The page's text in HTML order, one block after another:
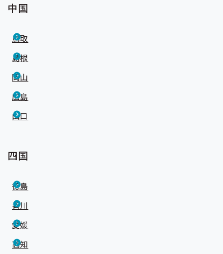
中国
鳥取
島根
岡山
広島
山口
四国
徳島
香川
愛媛
高知